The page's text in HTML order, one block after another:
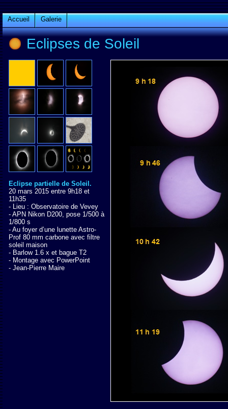
Accueil Galerie
Eclipses de Soleil
Eclipse partielle de Soleil.
20 mars 2015 entre 9h18 et
11h35
- Lieu : Observatoire de Vevey
- APN Nikon D200, pose 1/500 à
1/800 s
- Au foyer d’une lunette Astro-
Prof 80 mm carbone avec filtre
soleil maison
- Barlow 1.6 x et bague T2
- Montage avec PowerPoint
- Jean-Pierre Maire